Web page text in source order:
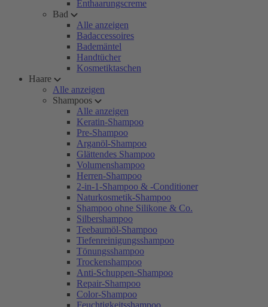
Enthaarungscreme
Bad
Alle anzeigen
Badaccessoires
Bademäntel
Handtücher
Kosmetiktaschen
Haare
Alle anzeigen
Shampoos
Alle anzeigen
Keratin-Shampoo
Pre-Shampoo
Arganöl-Shampoo
Glättendes Shampoo
Volumenshampoo
Herren-Shampoo
2-in-1-Shampoo & -Conditioner
Naturkosmetik-Shampoo
Shampoo ohne Silikone & Co.
Silbershampoo
Teebaumöl-Shampoo
Tiefenreinigungsshampoo
Tönungsshampoo
Trockenshampoo
Anti-Schuppen-Shampoo
Repair-Shampoo
Color-Shampoo
Feuchtigkeitsshampoo